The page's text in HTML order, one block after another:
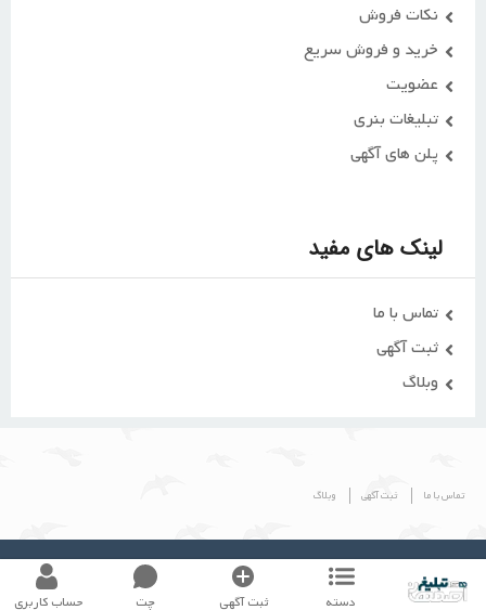
دسته ثبت آگهی چت حساب کاربری
نکات فروش
خرید و فروش سریع
عضویت
تبلیغات بنری
پلن های آگهی
لینک های مفید
تماس با ما
ثبت آگهی
وبلاگ
تماس با ما ثبت آگهی وبلاگ
© طراحی شده توسط گروه اصفهان تبلیغ